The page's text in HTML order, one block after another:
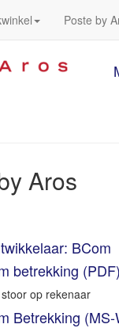
Poste by
Aros
BCom
betrekking (PDF)
op rekenaar
Betrekking (MS-